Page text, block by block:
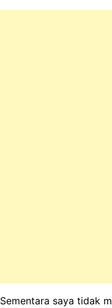
Sementara saya tidak